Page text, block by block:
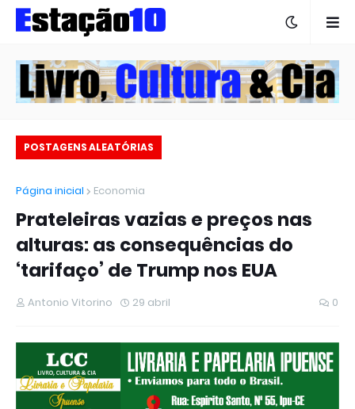
POSTAGENS ALEATÓRIAS
Página inicial Economia
Prateleiras vazias e preços nas
alturas: as consequências do
‘tarifaço’ de Trump nos EUA
Antonio Vitorino 29 abril 0